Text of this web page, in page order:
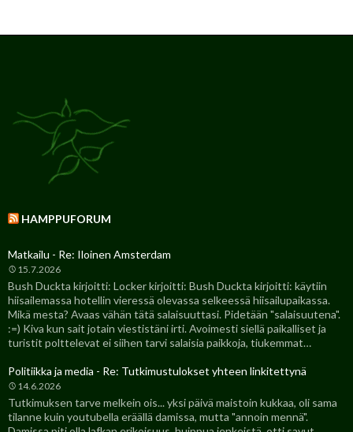
HAMPPUFORUM
Matkailu - Re: Iloinen Amsterdam
15.7.2026
Bush Duckta kirjoitti: Locker kirjoitti: Bush Duckta kirjoitti: käytiin
hiisailemassa hotellin vieressä olevassa selkeessä hiisailupaikassa.
Mikä mesta? Avaas vähän tätä salaisuuttasi. Pidetään "salaisuutena".
:=) Kiva kun sait jotain viestistäni irti. Avoimesti siellä paikalliset ja
turistit polttelevat ei siihen tarvi salaisia paikkoja, tiukemmat…
Politiikka ja media - Re: Tutkimustulokset yhteen linkitettynä
14.6.2026
Tutkimuksen tarve melkein ois... yksi päivä maistoin kukkaa, oli sama
tilanne kuin youtubella eräällä damissa, mutta "annoin mennä".